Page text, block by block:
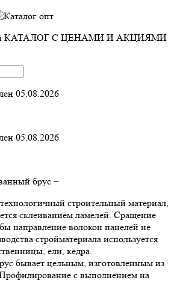
КАТАЛОГ С ЦЕНАМИ И АКЦИЯМИ
05.08.2026
05.08.2026
брус –
строительный материал,
склеиванием ламелей. Сращение
направление волокон панелей не
стройматериала используется
ели, кедра.
бывает цельным, изготовленным из
с выполнением на